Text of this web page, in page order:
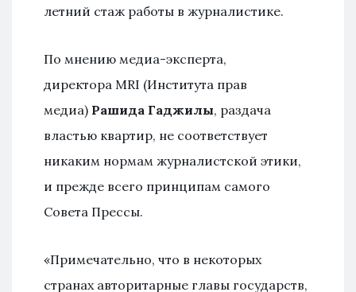
летний стаж работы в журналистике.
По мнению медиа-эксперта,
директора MRI (Института прав
медиа) Рашида Гаджилы, раздача
властью квартир, не соответствует
никаким нормам журналистской этики,
и прежде всего принципам самого
Совета Прессы.
«Примечательно, что в некоторых
странах авторитарные главы государств,